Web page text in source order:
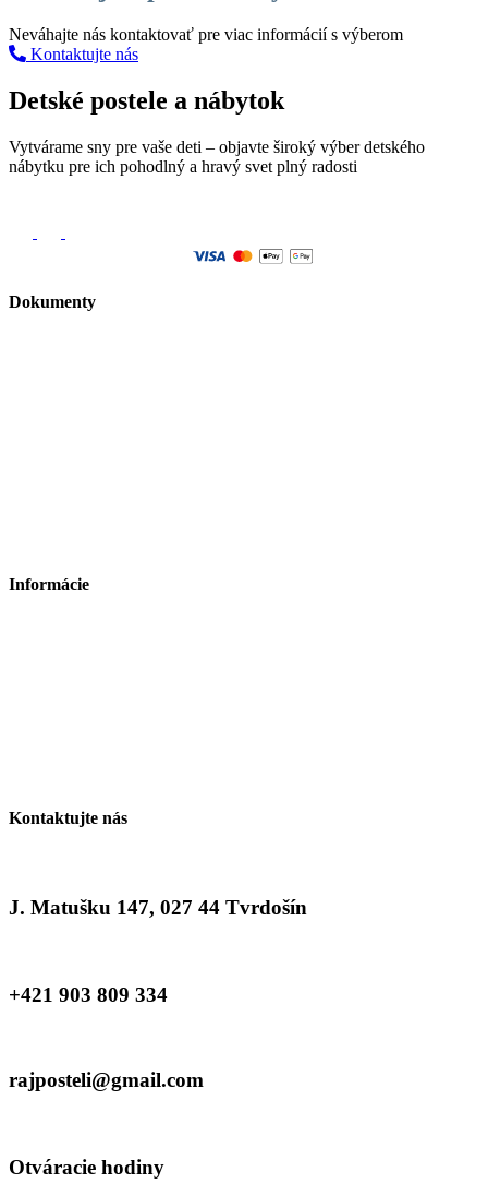
Neváhajte nás kontaktovať pre viac informácií s výberom
Kontaktujte nás
Detské postele a nábytok
Vytvárame sny pre vaše deti – objavte široký výber detského
nábytku pre ich pohodlný a hravý svet plný radosti
Dokumenty
Informácie
Kontaktujte nás
J. Matušku 147, 027 44 Tvrdošín
+421 903 809 334
rajposteli​@gmail​.com
Otváracie hodiny